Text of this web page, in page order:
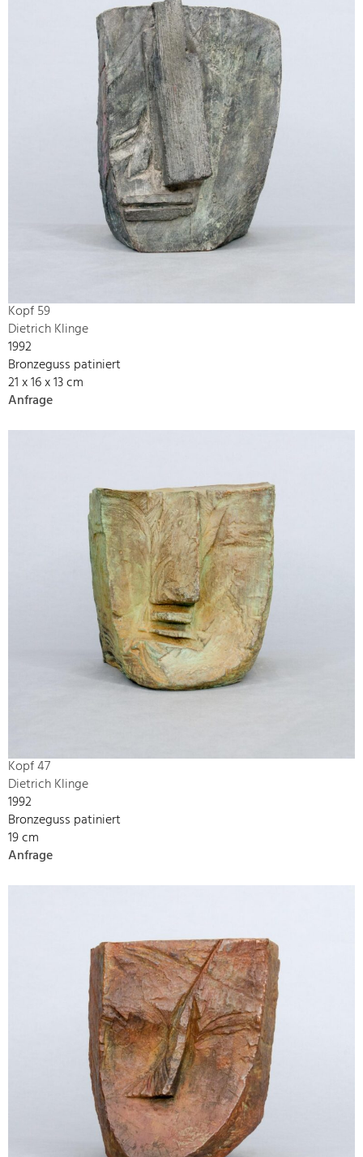
Kopf 59
Dietrich Klinge
1992
Bronzeguss patiniert
21 x 16 x 13 cm
Anfrage
Kopf 47
Dietrich Klinge
1992
Bronzeguss patiniert
19 cm
Anfrage